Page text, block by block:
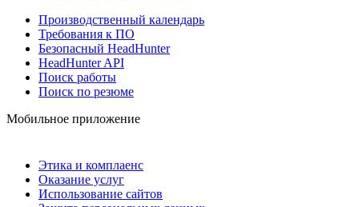
Производственный календарь
Требования к ПО
Безопасный HeadHunter
HeadHunter API
Поиск работы
Поиск по резюме
Мобильное приложение
Этика и комплаенс
Оказание услуг
Использование сайтов